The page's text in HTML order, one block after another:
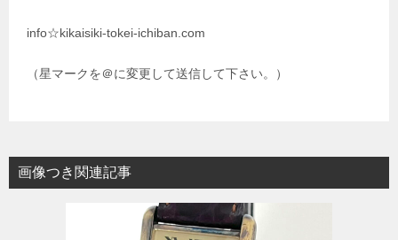
info☆kikaisiki-tokei-ichiban.com
（星マークを＠に変更して送信して下さい。）
画像つき関連記事